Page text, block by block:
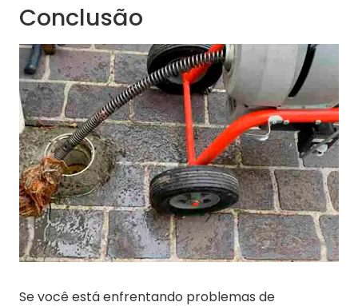
Conclusão
Se você está enfrentando problemas de